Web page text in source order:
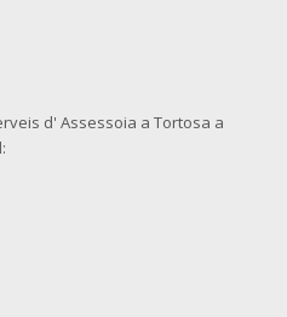
d' Assessoia a Tortosa a